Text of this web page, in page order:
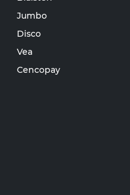
Jumbo
Disco
Vea
Cencopay